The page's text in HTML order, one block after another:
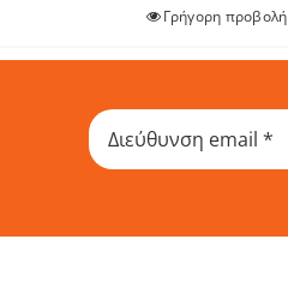
Γρήγορη προβολή